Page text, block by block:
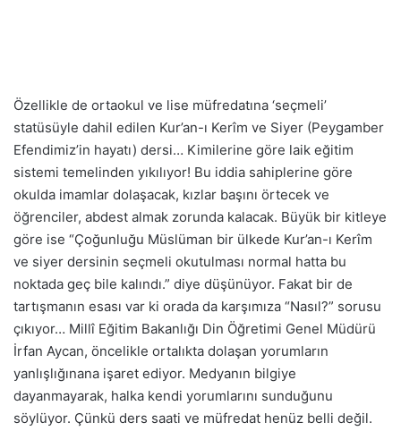
Özellikle de ortaokul ve lise müfredatına ‘seçmeli’
statüsüyle dahil edilen Kur’an-ı Kerîm ve Siyer (Peygamber
Efendimiz’in hayatı) dersi… Kimilerine göre laik eğitim
sistemi temelinden yıkılıyor! Bu iddia sahiplerine göre
okulda imamlar dolaşacak, kızlar başını örtecek ve
öğrenciler, abdest almak zorunda kalacak. Büyük bir kitleye
göre ise “Çoğunluğu Müslüman bir ülkede Kur’an-ı Kerîm
ve siyer dersinin seçmeli okutulması normal hatta bu
noktada geç bile kalındı.” diye düşünüyor. Fakat bir de
tartışmanın esası var ki orada da karşımıza “Nasıl?” sorusu
çıkıyor… Millî Eğitim Bakanlığı Din Öğretimi Genel Müdürü
İrfan Aycan, öncelikle ortalıkta dolaşan yorumların
yanlışlığınana işaret ediyor. Medyanın bilgiye
dayanmayarak, halka kendi yorumlarını sunduğunu
söylüyor. Çünkü ders saati ve müfredat henüz belli değil.